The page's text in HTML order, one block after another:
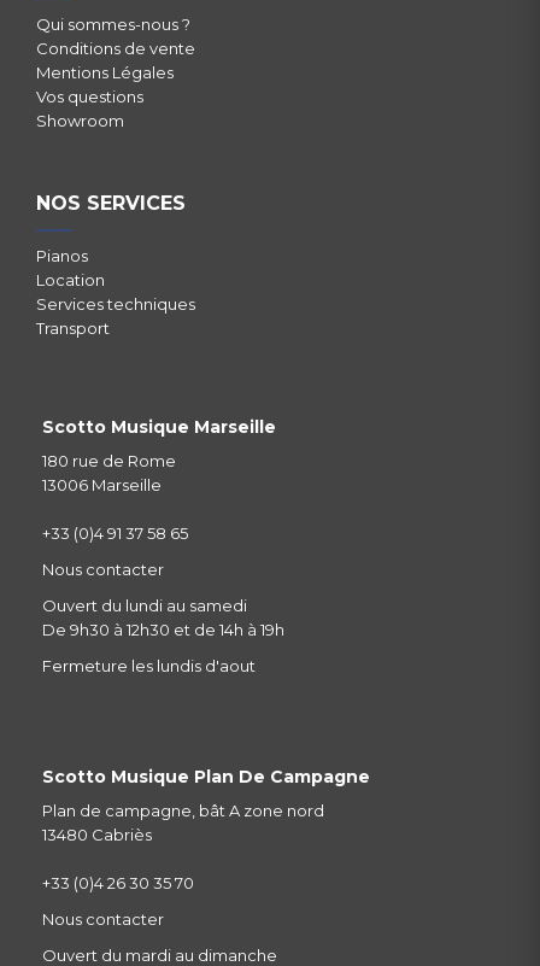
Qui sommes-nous ?
Conditions de vente
Mentions Légales
Vos questions
Showroom
NOS SERVICES
Pianos
Location
Services techniques
Transport
Scotto Musique Marseille
180 rue de Rome
13006 Marseille
+33 (0)4 91 37 58 65
Nous contacter
Ouvert du lundi au samedi
De 9h30 à 12h30 et de 14h à 19h
Fermeture les lundis d'aout
Scotto Musique Plan De Campagne
Plan de campagne, bât A zone nord
13480 Cabriès
+33 (0)4 26 30 35 70
Nous contacter
Ouvert du mardi au dimanche